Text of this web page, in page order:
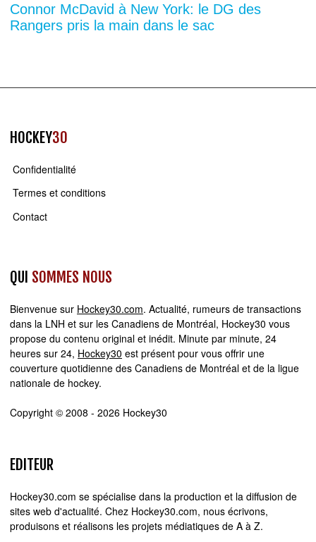
Connor McDavid à New York: le DG des
Rangers pris la main dans le sac
HOCKEY30
Confidentialité
Termes et conditions
Contact
QUI SOMMES NOUS
Bienvenue sur Hockey30.com. Actualité, rumeurs de transactions
dans la LNH et sur les Canadiens de Montréal, Hockey30 vous
propose du contenu original et inédit. Minute par minute, 24
heures sur 24, Hockey30 est présent pour vous offrir une
couverture quotidienne des Canadiens de Montréal et de la ligue
nationale de hockey.
Copyright © 2008 - 2026 Hockey30
EDITEUR
Hockey30.com se spécialise dans la production et la diffusion de
sites web d'actualité. Chez Hockey30.com, nous écrivons,
produisons et réalisons les projets médiatiques de A à Z.